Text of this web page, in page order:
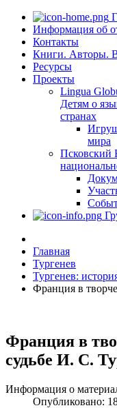
Информация об
Контакты
Книги. Авторы.
Ресурсы
Проекты
Lingua
Детям о
странах
мира
Псковский
Главная
Тургенев
Тургенев:
Франция в
Франция в
судьбе И. С.
Информация о
Опубликовано: